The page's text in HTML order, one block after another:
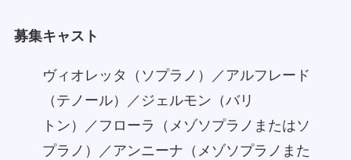
募集キャスト
ヴィオレッタ（ソプラノ）／アルフレード
（テノール）／ジェルモン（バリ
トン）／フローラ（メゾソプラノまたはソ
プラノ）／アンニーナ（メゾソプラノまた